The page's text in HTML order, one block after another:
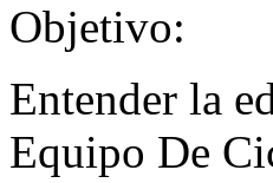
Objetivo:
Entender la
Equipo De